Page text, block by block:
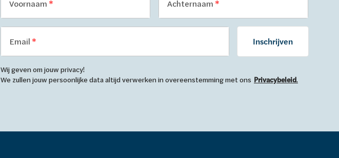
Voornaam Achternaam
Email Inschrijven
Wij geven om jouw privacy!
We zullen jouw persoonlijke data altijd verwerken in overeenstemming met ons Privacybeleid.